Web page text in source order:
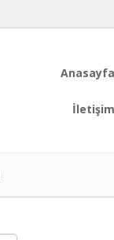
Anasayfa
İletişim